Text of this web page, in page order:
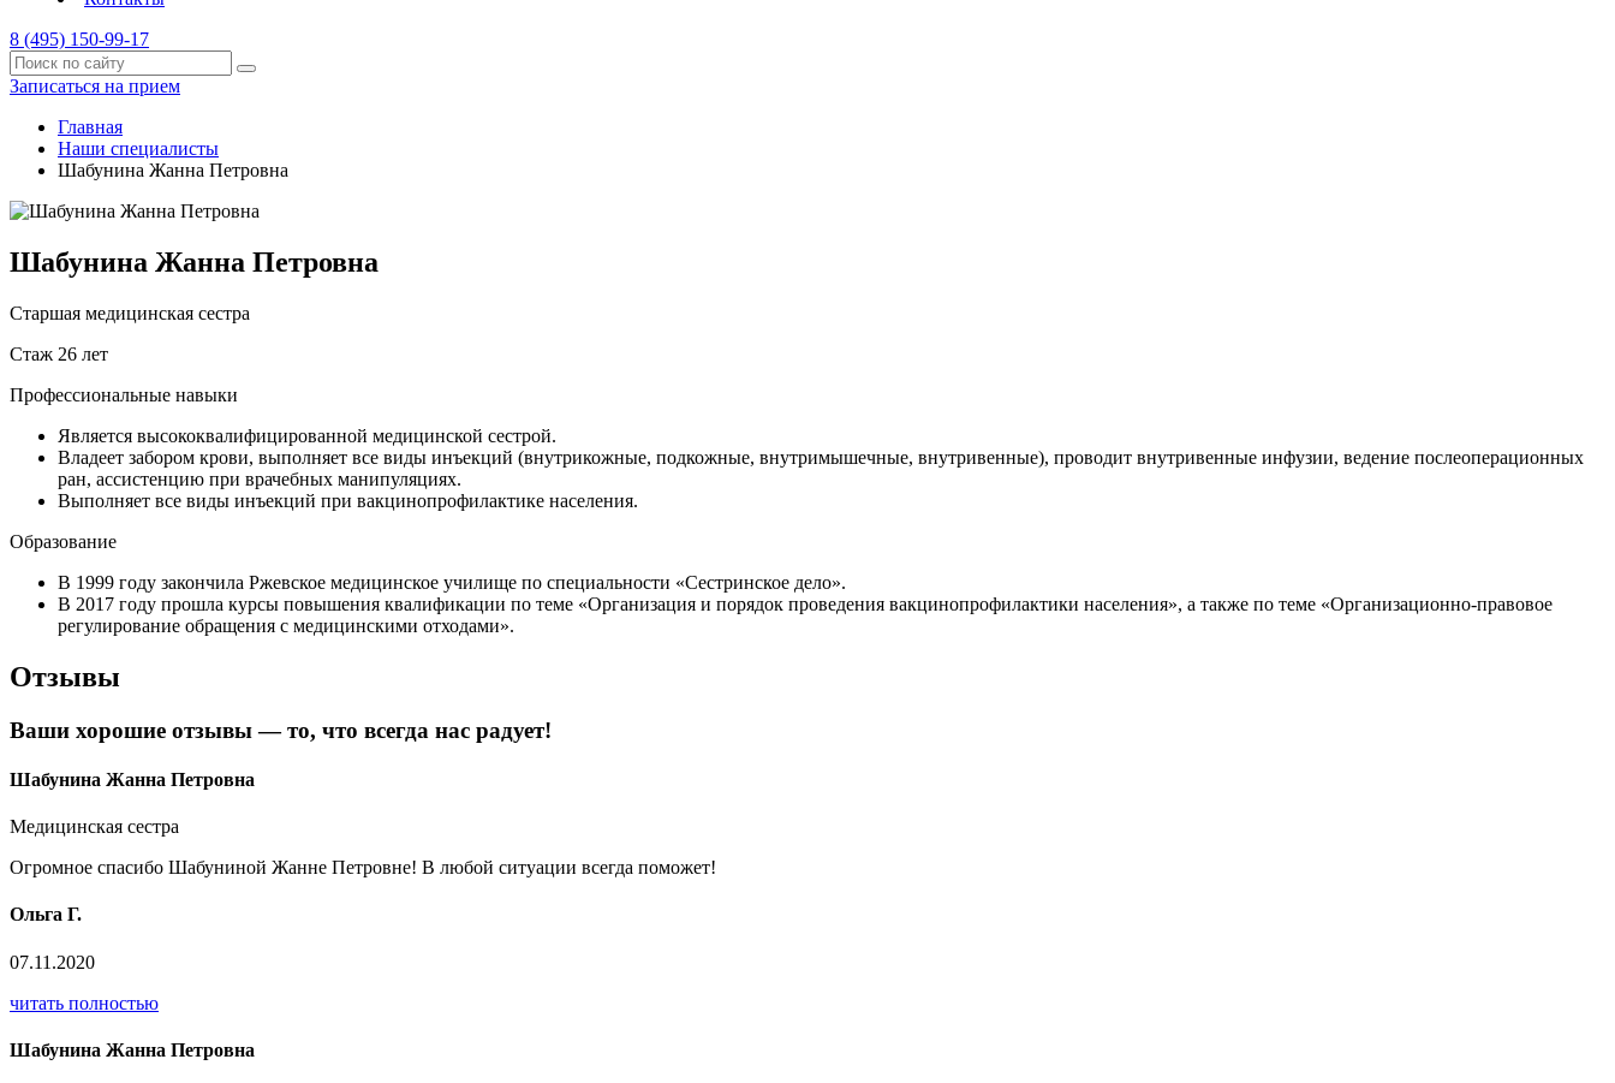
8 (495) 150-99-17
Записаться на прием
Главная
Наши специалисты
Шабунина Жанна Петровна
Шабунина Жанна Петровна
Старшая медицинская сестра
Стаж 26 лет
Профессиональные навыки
Является высококвалифицированной медицинской сестрой.
Владеет забором крови, выполняет все виды инъекций (внутрикожные, подкожные, внутримышечные, внутривенные), проводит внутривенные инфузии, ведение послеоперационных
ран, ассистенцию при врачебных манипуляциях.
Выполняет все виды инъекций при вакцинопрофилактике населения.
Образование
В 1999 году закончила Ржевское медицинское училище по специальности «Сестринское дело».
В 2017 году прошла курсы повышения квалификации по теме «Организация и порядок проведения вакцинопрофилактики населения», а также по теме «Организационно-правовое
регулирование обращения с медицинскими отходами».
Отзывы
Ваши хорошие отзывы — то, что всегда нас радует!
Шабунина Жанна Петровна
Медицинская сестра
Огромное спасибо Шабуниной Жанне Петровне! В любой ситуации всегда поможет!
Ольга Г.
07.11.2020
читать полностью
Шабунина Жанна Петровна